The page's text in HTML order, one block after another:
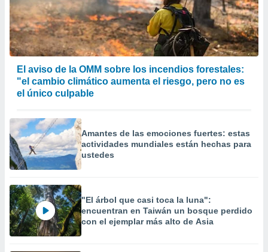
El aviso de la OMM sobre los incendios forestales:
"el cambio climático aumenta el riesgo, pero no es
el único culpable
Amantes de las emociones fuertes: estas
actividades mundiales están hechas para
ustedes
"El árbol que casi toca la luna":
encuentran en Taiwán un bosque perdido
con el ejemplar más alto de Asia